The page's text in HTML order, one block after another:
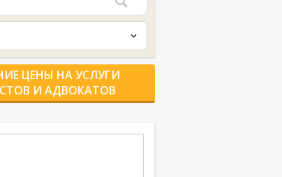
ЦЕНЫ НА УСЛУГИ
И АДВОКАТОВ